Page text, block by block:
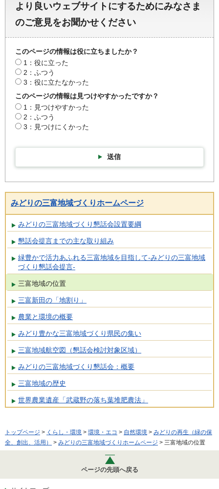
より良いウェブサイトにするためにみなさま
のご意見をお聞かせください
このページの情報は役に立ちましたか？
1：役に立った
2：ふつう
3：役に立たなかった
このページの情報は見つけやすかったですか？
1：見つけやすかった
2：ふつう
3：見つけにくかった
送信
みどりの三富地域づくりホームページ
みどりの三富地域づくり懇話会設置要綱
懇話会提言までの主な取り組み
緑豊かで活力あふれる三富地域を目指して-みどりの三富地域
づくり懇話会提言-
三富地域の位置
三富新田の「地割り」
農業と環境の概要
みどり豊かな三富地域づくり県民の集い
三富地域航空図（懇話会検討対象区域）
みどりの三富地域づくり懇話会：概要
三富地域の歴史
世界農業遺産「武蔵野の落ち葉堆肥農法」
トップページ > くらし・環境 > 環境・エコ > 自然環境 > みどりの再生（緑の保
全、創出、活用）
> みどりの三富地域づくりホームページ > 三富地域の位置
ページの先頭へ戻る